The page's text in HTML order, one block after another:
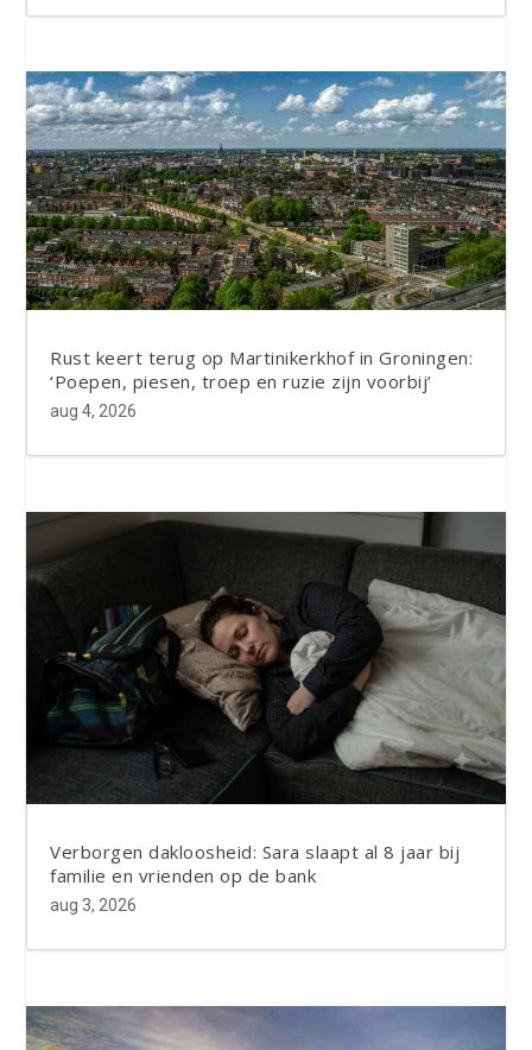
Rust keert terug op Martinikerkhof in Groningen:
‘Poepen, piesen, troep en ruzie zijn voorbij’
aug 4, 2026
Verborgen dakloosheid: Sara slaapt al 8 jaar bij
familie en vrienden op de bank
aug 3, 2026